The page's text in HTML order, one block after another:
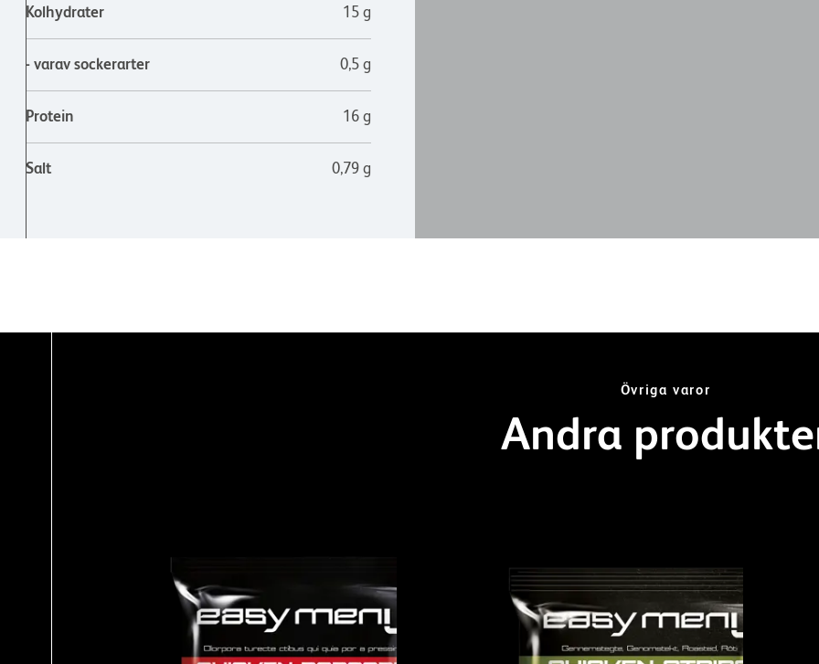
Kolhydrater 15 g
- varav sockerarter 0,5 g
Protein 16 g
Salt 0,79 g
Övriga varor
Andra